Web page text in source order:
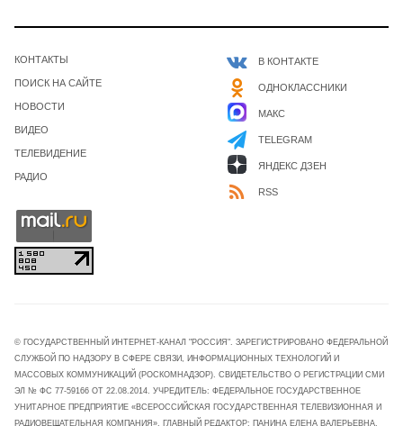
КОНТАКТЫ
ПОИСК НА САЙТЕ
НОВОСТИ
ВИДЕО
ТЕЛЕВИДЕНИЕ
РАДИО
В КОНТАКТЕ
ОДНОКЛАССНИКИ
МАКС
TELEGRAM
ЯНДЕКС ДЗЕН
RSS
© ГОСУДАРСТВЕННЫЙ ИНТЕРНЕТ-КАНАЛ "РОССИЯ". ЗАРЕГИСТРИРОВАНО ФЕДЕРАЛЬНОЙ
СЛУЖБОЙ ПО НАДЗОРУ В СФЕРЕ СВЯЗИ, ИНФОРМАЦИОННЫХ ТЕХНОЛОГИЙ И
МАССОВЫХ КОММУНИКАЦИЙ (РОСКОМНАДЗОР). СВИДЕТЕЛЬСТВО О РЕГИСТРАЦИИ СМИ
ЭЛ № ФС 77-59166 ОТ 22.08.2014. УЧРЕДИТЕЛЬ: ФЕДЕРАЛЬНОЕ ГОСУДАРСТВЕННОЕ
УНИТАРНОЕ ПРЕДПРИЯТИЕ «ВСЕРОССИЙСКАЯ ГОСУДАРСТВЕННАЯ ТЕЛЕВИЗИОННАЯ И
РАДИОВЕЩАТЕЛЬНАЯ КОМПАНИЯ». ГЛАВНЫЙ РЕДАКТОР: ПАНИНА ЕЛЕНА ВАЛЕРЬЕВНА.